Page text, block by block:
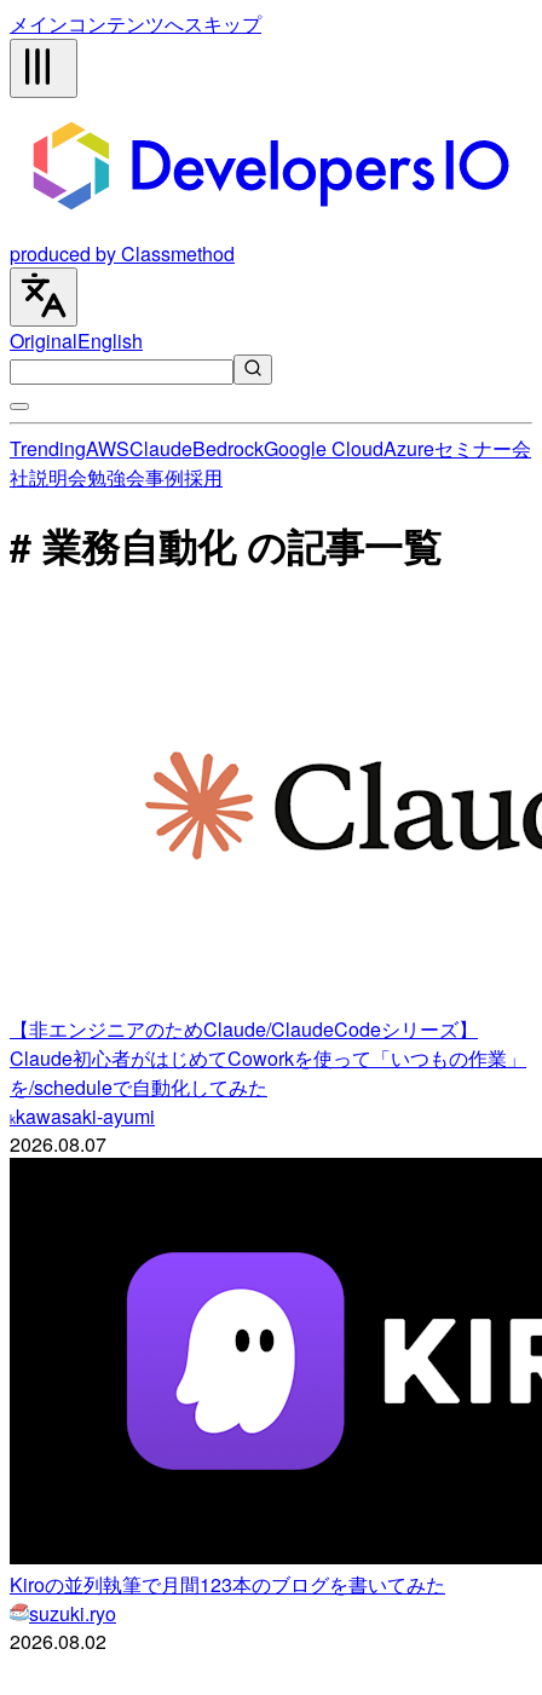
メインコンテンツへスキップ
produced by Classmethod
OriginalEnglish
TrendingAWSClaudeBedrockGoogle CloudAzureセミナー会
社説明会勉強会事例採用
# 業務自動化 の記事一覧
【非エンジニアのためClaude/ClaudeCodeシリーズ】
Claude初心者がはじめてCoworkを使って「いつもの作業」
を/scheduleで自動化してみた
kkawasaki-ayumi
2026.08.07
Kiroの並列執筆で月間123本のブログを書いてみた
suzuki.ryo
2026.08.02